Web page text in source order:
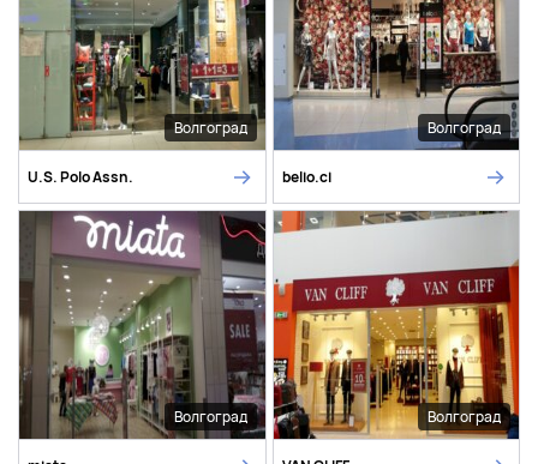
Волгоград
U.S. Polo Assn.
Волгоград
belio.ci
Волгоград Волгоград